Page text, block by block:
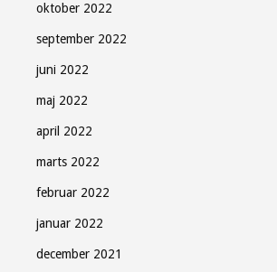
oktober 2022
september 2022
juni 2022
maj 2022
april 2022
marts 2022
februar 2022
januar 2022
december 2021